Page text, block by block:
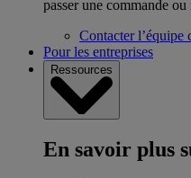
passer une commande
Contacter l’équipe
Pour les entreprises
Ressources
En savoir plus